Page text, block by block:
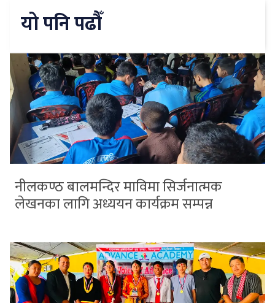
यो पनि पढौँ
नीलकण्ठ बालमन्दिर माविमा सिर्जनात्मक
लेखनका लागि अध्ययन कार्यक्रम सम्पन्न